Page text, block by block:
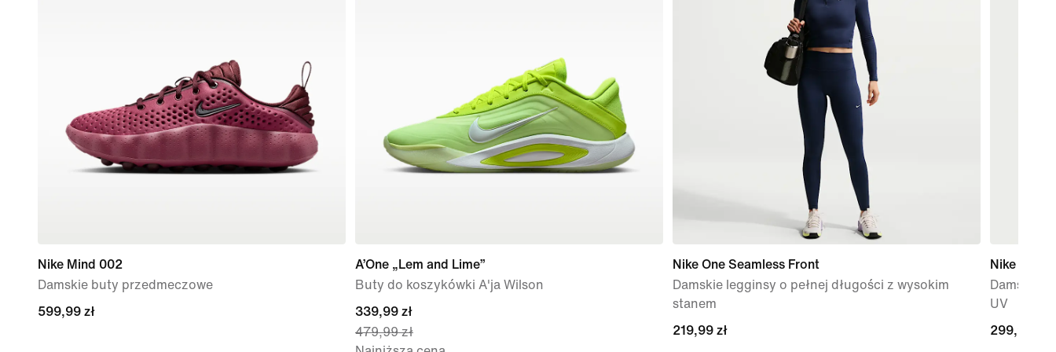
Nike Mind 002
Damskie buty przedmeczowe
599,99 zł
599,99 zł
A’One „Lem and Lime”
Buty do koszykówki A'ja Wilson
current
price
339,99 zł
479,99 zł
Nike One Seamless Front
Damskie legginsy o pełnej długości z wysokim
stanem
219,99 zł
219,99 zł
Nike Swift
Damska
UV
299,99 zł
299,99 zł